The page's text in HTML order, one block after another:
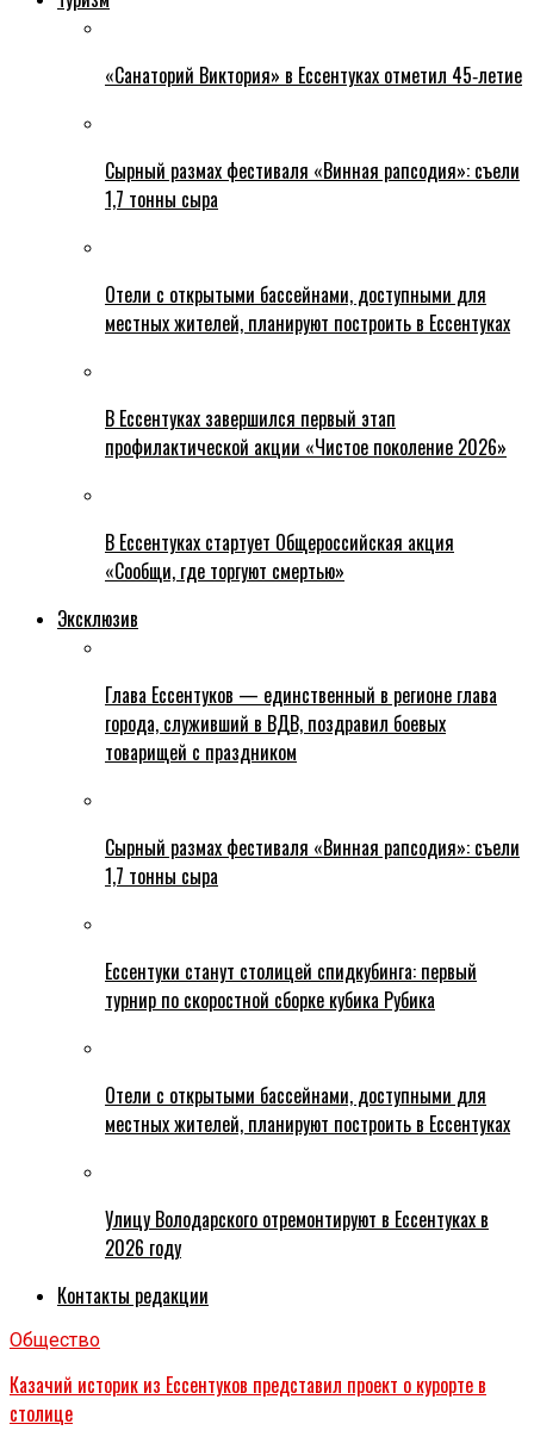
«Санаторий Виктория» в Ессентуках отметил 45‑летие
Сырный размах фестиваля «Винная рапсодия»: съели
1,7 тонны сыра
Отели с открытыми бассейнами, доступными для
местных жителей, планируют построить в Ессентуках
В Ессентуках завершился первый этап
профилактической акции «Чистое поколение 2026»
В Ессентуках стартует Общероссийская акция
«Сообщи, где торгуют смертью»
Эксклюзив
Глава Ессентуков — единственный в регионе глава
города, служивший в ВДВ, поздравил боевых
товарищей с праздником
Сырный размах фестиваля «Винная рапсодия»: съели
1,7 тонны сыра
Ессентуки станут столицей спидкубинга: первый
турнир по скоростной сборке кубика Рубика
Отели с открытыми бассейнами, доступными для
местных жителей, планируют построить в Ессентуках
Улицу Володарского отремонтируют в Ессентуках в
2026 году
Контакты редакции
Общество
Казачий историк из Ессентуков представил проект о курорте в
столице